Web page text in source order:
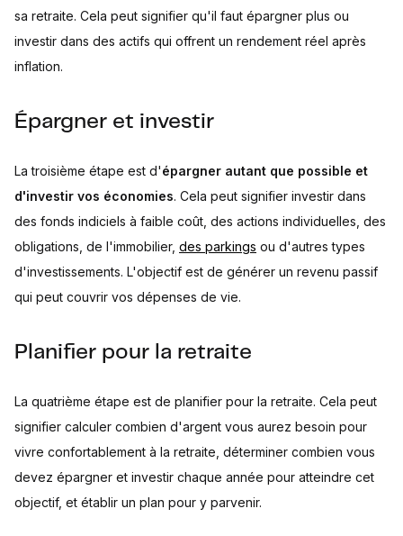
sa retraite. Cela peut signifier qu'il faut épargner plus ou
investir dans des actifs qui offrent un rendement réel après
inflation.
Épargner et investir
La troisième étape est d'épargner autant que possible et
d'investir vos économies. Cela peut signifier investir dans
des fonds indiciels à faible coût, des actions individuelles, des
obligations, de l'immobilier, des parkings ou d'autres types
d'investissements. L'objectif est de générer un revenu passif
qui peut couvrir vos dépenses de vie.
Planifier pour la retraite
La quatrième étape est de planifier pour la retraite. Cela peut
signifier calculer combien d'argent vous aurez besoin pour
vivre confortablement à la retraite, déterminer combien vous
devez épargner et investir chaque année pour atteindre cet
objectif, et établir un plan pour y parvenir.